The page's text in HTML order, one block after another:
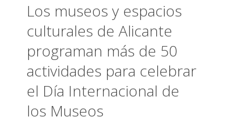
Los museos y espacios
culturales de Alicante
programan más de 50
actividades para celebrar
el Día Internacional de
los Museos